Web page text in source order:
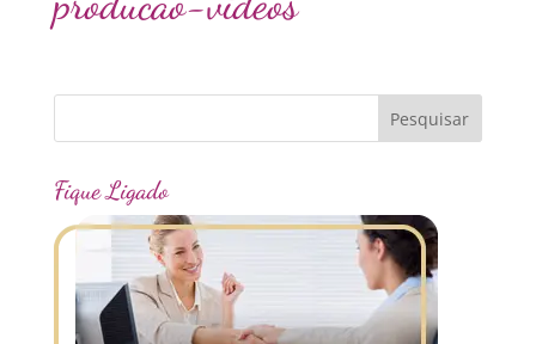
Fique Ligado